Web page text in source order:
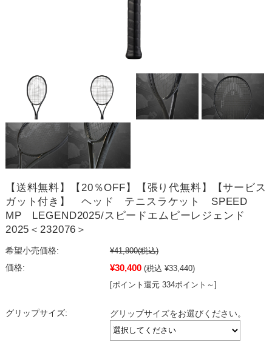
【送料無料】【20％OFF】【張り代無料】【サービス
ガット付き】 ヘッド テニスラケット SPEED
MP LEGEND2025/スピードエムピーレジェンド
2025＜232076＞
希望小売価格: ¥41,800(税込)
価格:
¥30,400 (税込 ¥33,440)
[ポイント還元 334ポイント～]
グリップサイズ: グリップサイズをお選びください。